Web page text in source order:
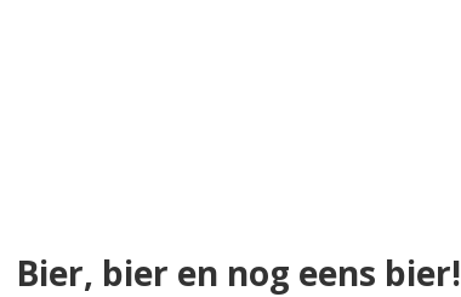
Bier, bier en nog eens bier!